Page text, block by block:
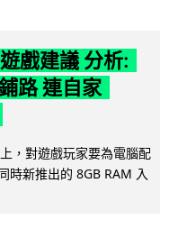
戲建議 分析:
路 連自家
，對遊戲玩家要為電腦配
時新推出的 8GB RAM 入